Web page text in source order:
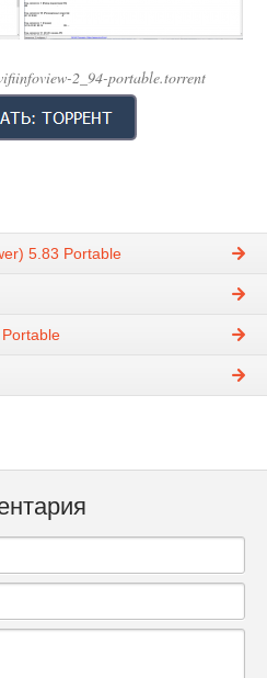
2_94-portable.torrent
5.83 Portable